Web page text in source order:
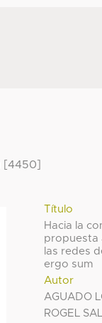
[4450]
Título
Hacia la
propuesta
las redes
ergo sum
Autor
AGUADO
ROGEL